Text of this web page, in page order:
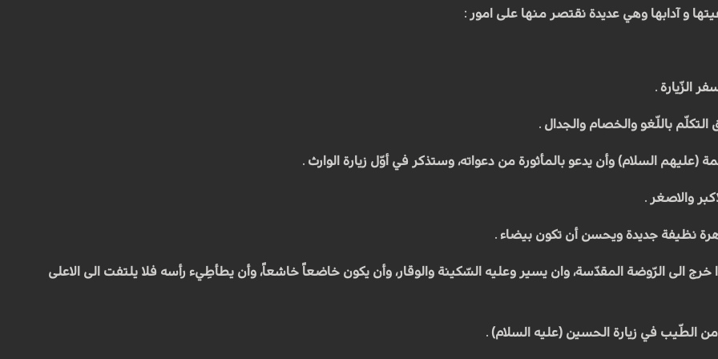
و آدابها وهي عديدة نقتصر منها على امور :
الزّيارة .
باللّغو والخصام والجدال .
(عليهم السلام) وأن يدعو بالمأثورة من دعواته، وستذكر في أوّل زيارة الوارث .
والاصغر .
نظيفة جديدة ويحسن أن تكون بيضاء .
الى الرّوضة المقدّسة، وان يسير وعليه السّكينة والوقار، وأن يكون خاضعاً خاشعاً، وأن يطأطِيء رأسه فلا يلتفت الى الاعلى
الطّيب في زيارة الحسين (عليه السلام) .